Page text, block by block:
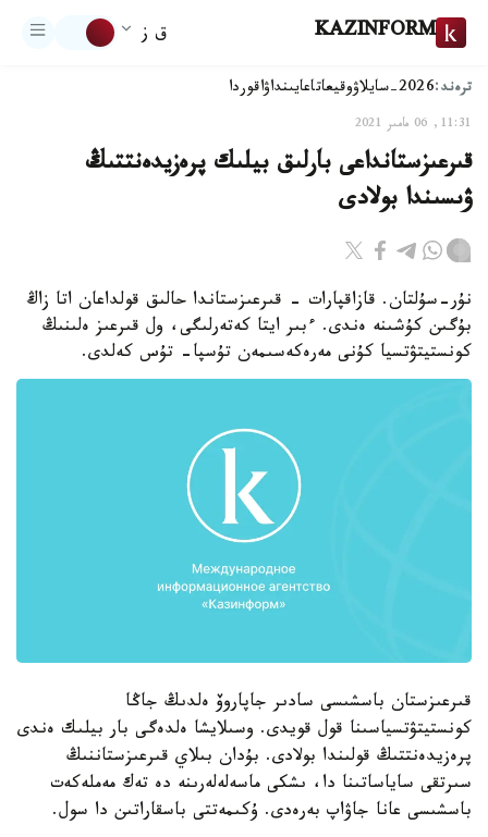
KAZINFORM ق ز
ترەند:2026-سايلاۋ وقيعاتاعايىنداۋاقوردا
11:31, 06 مامىر 2021
قىرعىزستانداعى بارلىق بيلىك پرەزيدەنتتىڭ
ۋىسىندا بولادى
نۇر-سۇلتان. قازاقپارات - قىرعىزستاندا حالىق قولداعان اتا زاڭ
بۇگىن كۇشىنە ەندى. ءبىر ايتا كەتەرلىگى، ول قىرعىز ەلىنىڭ
كونستيتۋتسيا كۇنى مەرەكەسىمەن تۇسپا- تۇس كەلدى.
قىرعىزستان باسشىسى سادىر جاپاروۆ ەلدىڭ جاڭا
كونستيتۋتسياسىنا قول قويدى. وسىلايشا ەلدەگى بار بيلىك ەندى
پرەزيدەنتتىڭ قولىندا بولادى. بۇدان بىلاي قىرعىزستاننىڭ
سىرتقى ساياساتىنا دا، ىشكى ماسەلەلەرىنە دە تەك مەملەكەت
باسشىسى عانا جاۋاپ بەرەدى. ۇكىمەتتى باسقاراتىن دا سول.